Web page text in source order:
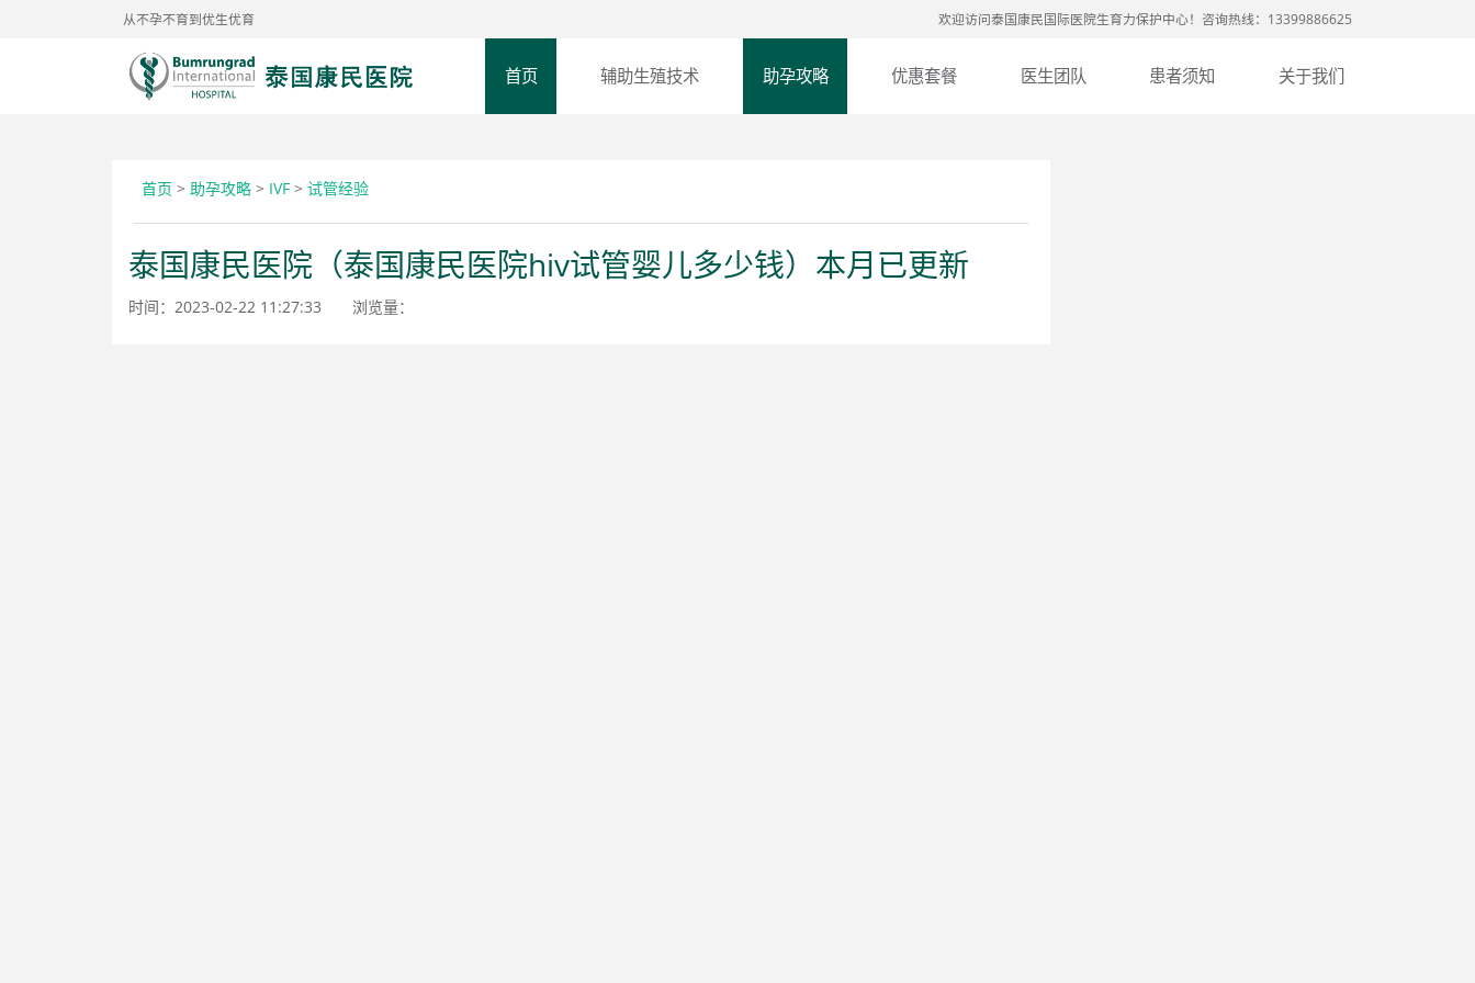
从不孕不育到优生优育 欢迎访问泰国康民国际医院生育力保护中心！咨询热线：13399886625
首页 辅助生殖技术 助孕攻略 优惠套餐 医生团队 患者须知 关于我们
首页 > 助孕攻略 > IVF > 试管经验
泰国康民医院（泰国康民医院hiv试管婴儿多少钱）本月已更新
时间：2023-02-22 11:27:33 浏览量：